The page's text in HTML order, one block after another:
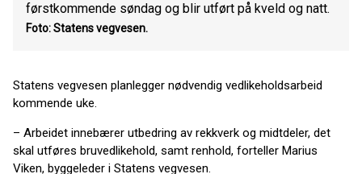
førstkommende søndag og blir utført på kveld og natt.
Foto: Statens vegvesen.
Statens vegvesen planlegger nødvendig vedlikeholdsarbeid
kommende uke.
– Arbeidet innebærer utbedring av rekkverk og midtdeler, det
skal utføres bruvedlikehold, samt renhold, forteller Marius
Viken, byggeleder i Statens vegvesen.